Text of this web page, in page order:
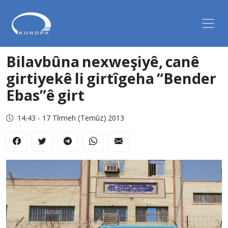
Bilavbûna nexweşiyê, canê
girtiyekê li girtîgeha “Bender
Ebas”ê girt
14:43 - 17 Tîrmeh (Temûz) 2013